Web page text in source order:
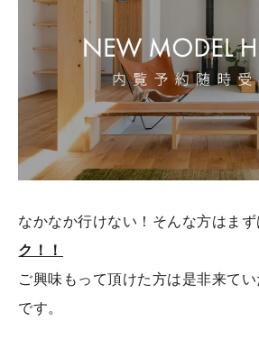
なかなか行けない！そんな方はまず
ク！！
ご興味もって頂けた方は是非来て
です。